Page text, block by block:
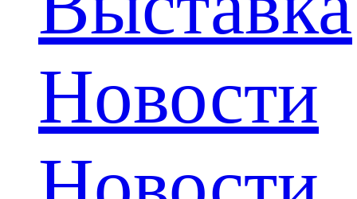
Новости